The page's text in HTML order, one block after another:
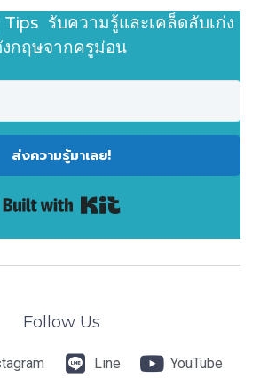
Tips รับความรู้และเคล็ดลับเก่ง
กฤษจากครูม่อน
ส่งความรู้มาเลย!
Follow Us
Line YouTube